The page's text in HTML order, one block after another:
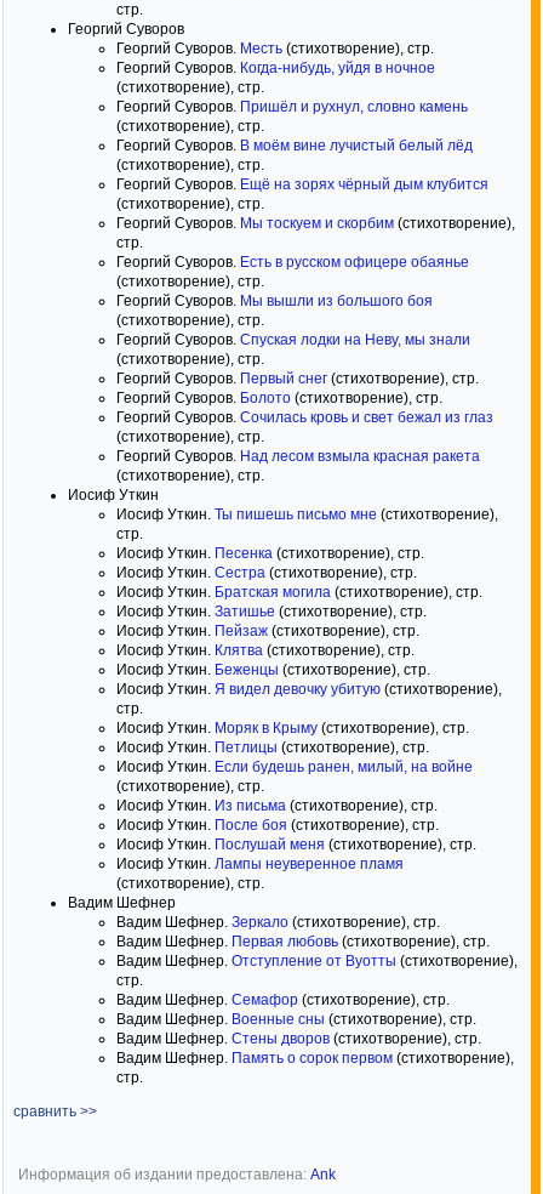
стр.
Георгий Суворов
Георгий Суворов. Месть (стихотворение), стр.
Георгий Суворов. Когда-нибудь, уйдя в ночное
(стихотворение), стр.
Георгий Суворов. Пришёл и рухнул, словно камень
(стихотворение), стр.
Георгий Суворов. В моём вине лучистый белый лёд
(стихотворение), стр.
Георгий Суворов. Ещё на зорях чёрный дым клубится
(стихотворение), стр.
Георгий Суворов. Мы тоскуем и скорбим (стихотворение),
стр.
Георгий Суворов. Есть в русском офицере обаянье
(стихотворение), стр.
Георгий Суворов. Мы вышли из большого боя
(стихотворение), стр.
Георгий Суворов. Спуская лодки на Неву, мы знали
(стихотворение), стр.
Георгий Суворов. Первый снег (стихотворение), стр.
Георгий Суворов. Болото (стихотворение), стр.
Георгий Суворов. Сочилась кровь и свет бежал из глаз
(стихотворение), стр.
Георгий Суворов. Над лесом взмыла красная ракета
(стихотворение), стр.
Иосиф Уткин
Иосиф Уткин. Ты пишешь письмо мне (стихотворение),
стр.
Иосиф Уткин. Песенка (стихотворение), стр.
Иосиф Уткин. Сестра (стихотворение), стр.
Иосиф Уткин. Братская могила (стихотворение), стр.
Иосиф Уткин. Затишье (стихотворение), стр.
Иосиф Уткин. Пейзаж (стихотворение), стр.
Иосиф Уткин. Клятва (стихотворение), стр.
Иосиф Уткин. Беженцы (стихотворение), стр.
Иосиф Уткин. Я видел девочку убитую (стихотворение),
стр.
Иосиф Уткин. Моряк в Крыму (стихотворение), стр.
Иосиф Уткин. Петлицы (стихотворение), стр.
Иосиф Уткин. Если будешь ранен, милый, на войне
(стихотворение), стр.
Иосиф Уткин. Из письма (стихотворение), стр.
Иосиф Уткин. После боя (стихотворение), стр.
Иосиф Уткин. Послушай меня (стихотворение), стр.
Иосиф Уткин. Лампы неуверенное пламя
(стихотворение), стр.
Вадим Шефнер
Вадим Шефнер. Зеркало (стихотворение), стр.
Вадим Шефнер. Первая любовь (стихотворение), стр.
Вадим Шефнер. Отступление от Вуотты (стихотворение),
стр.
Вадим Шефнер. Семафор (стихотворение), стр.
Вадим Шефнер. Военные сны (стихотворение), стр.
Вадим Шефнер. Стены дворов (стихотворение), стр.
Вадим Шефнер. Память о сорок первом (стихотворение),
стр.
сравнить >>
Информация об издании предоставлена: Ank